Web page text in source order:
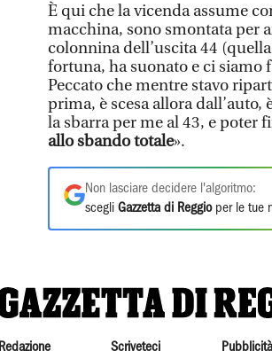
È qui che la vicenda assume
macchina, sono smontata per
colonnina dell’uscita 44
fortuna, ha suonato e ci siamo
Peccato che mentre stavo
prima, è scesa allora
la sbarra per me al 43, e poter
allo sbando totale».
Non lasciare decidere l'algoritmo:
scegli Gazzetta di Reggioper le tue
Redazione Scriveteci Pubblicità